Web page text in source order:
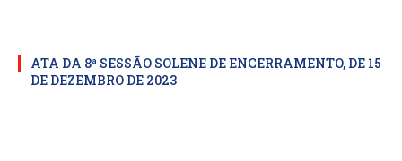
ATA DA 8ª SESSÃO SOLENE DE ENCERRAMENTO, DE 15
DE DEZEMBRO DE 2023